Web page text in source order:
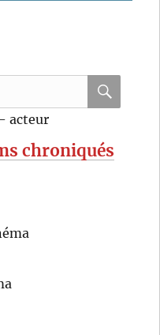
acteur
chroniqués